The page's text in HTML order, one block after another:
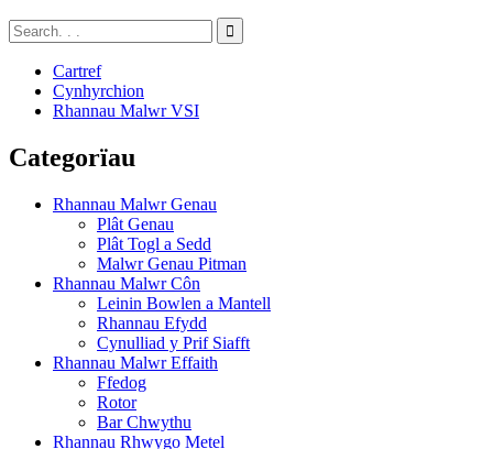
Cartref
Cynhyrchion
Rhannau Malwr VSI
Categorïau
Rhannau Malwr Genau
Plât Genau
Plât Togl a Sedd
Malwr Genau Pitman
Rhannau Malwr Côn
Leinin Bowlen a Mantell
Rhannau Efydd
Cynulliad y Prif Siafft
Rhannau Malwr Effaith
Ffedog
Rotor
Bar Chwythu
Rhannau Rhwygo Metel